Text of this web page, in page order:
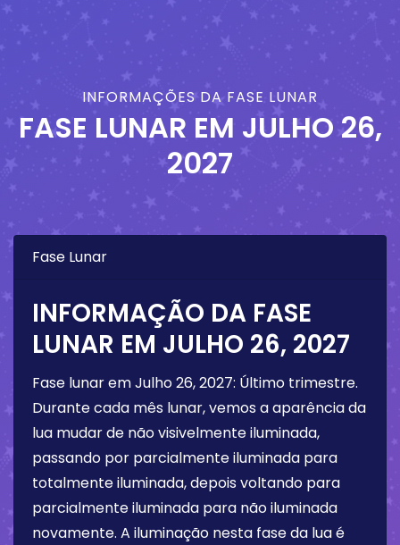
INFORMAÇÕES DA FASE LUNAR
FASE LUNAR EM JULHO 26,
2027
Fase Lunar
INFORMAÇÃO DA FASE
LUNAR EM JULHO 26, 2027
Fase lunar emJulho 26, 2027: Último trimestre.
Durante cada mês lunar, vemos a aparência da
lua mudar de não visivelmente iluminada,
passando por parcialmente iluminada para
totalmente iluminada, depois voltando para
parcialmente iluminada para não iluminada
novamente. A iluminação nesta fase da lua é